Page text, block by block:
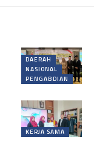
DAERAH
NASIONAL
PENGABDIAN
KERJA SAMA